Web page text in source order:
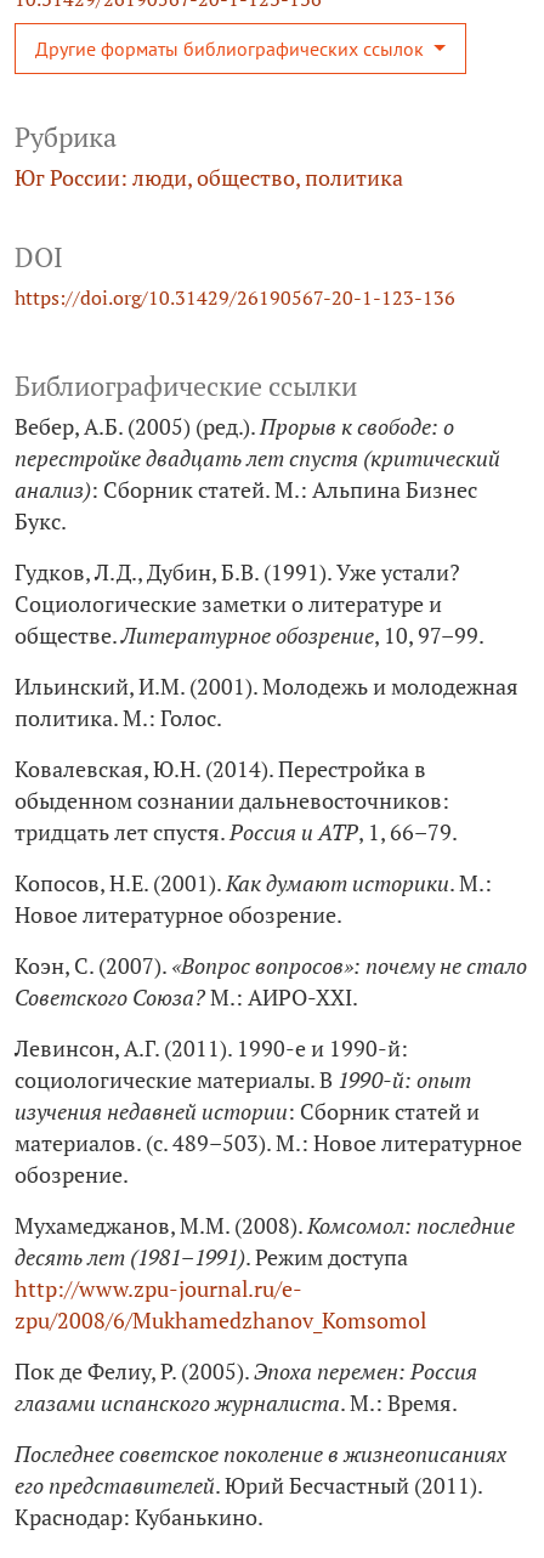
Рубрика
Юг России: люди, общество, политика
DOI
https://doi.org/10.31429/26190567-20-1-123-136
Другие форматы библиографических ссылок
Библиографические ссылки
Вебер, А.Б. (2005) (ред.).Прорыв к свободе: о
перестройке двадцать лет спустя (критический
анализ): Сборник статей. М.: Альпина Бизнес
Букс.
Гудков, Л.Д., Дубин, Б.В. (1991). Уже устали?
Социологические заметки о литературе и
обществе.Литературное обозрение, 10, 97–99.
Ильинский, И.М. (2001). Молодежь и молодежная
политика. М.: Голос.
Ковалевская, Ю.Н. (2014). Перестройка в
обыденном сознании дальневосточников:
тридцать лет спустя.Россия и АТР, 1, 66–79.
Копосов, Н.Е. (2001).Как думают историки. М.:
Новое литературное обозрение.
Коэн, С. (2007). «Вопрос вопросов»: почему не стало
Советского Союза?М.: АИРО-ХХI.
Левинсон, А.Г. (2011). 1990-е и 1990-й:
социологические материалы. В 1990-й: опыт
изучения недавней истории: Сборник статей и
материалов. (с. 489–503). М.: Новое литературное
обозрение.
Мухамеджанов, М.М. (2008).Комсомол: последние
десять лет (1981–1991). Режим доступа
http://www.zpu-journal.ru/e-
zpu/2008/6/Mukhamedzhanov_Komsomol
Пок де Фелиу, Р. (2005).Эпоха перемен: Россия
глазами испанского журналиста. М.: Время.
Последнее советское поколение в жизнеописаниях
его представителей. Юрий Бесчастный (2011).
Краснодар: Кубанькино.